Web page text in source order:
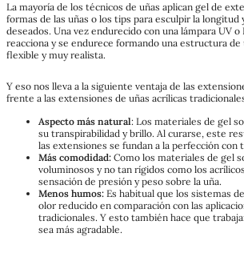
La mayoría de los técnicos de uñas aplican gel de
formas de las uñas o los tips para esculpir la longitud
deseados. Una vez endurecido con una lámpara UV o
reacciona y se endurece formando una estructura
flexible y muy realista.
Y eso nos lleva a la siguiente ventaja de las
frente a las extensiones de uñas acrílicas
Aspecto más natural: Los materiales de gel
su transpirabilidad y brillo. Al curarse, este
las extensiones se fundan a la perfección con
Más comodidad: Como los materiales de gel
voluminosos y no tan rígidos como los
sensación de presión y peso sobre la uña.
Menos humos: Es habitual que los sistemas
olor reducido en comparación con las
tradicionales. Y esto también hace que
sea más agradable.